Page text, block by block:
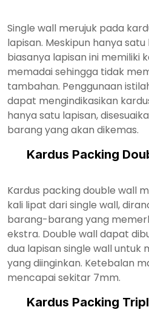
Single wall merujuk pada
lapisan. Meskipun hanya
biasanya lapisan ini memiliki
memadai sehingga tidak
tambahan. Penggunaan
dapat mengindikasikan
hanya satu lapisan,
barang yang akan dikemas.
Kardus Packing
Kardus packing double wall
kali lipat dari single wall,
barang-barang yang
ekstra. Double wall dapat
dua lapisan single wall untuk
yang diinginkan. Ketebalan
mencapai sekitar 7mm.
Kardus Packing